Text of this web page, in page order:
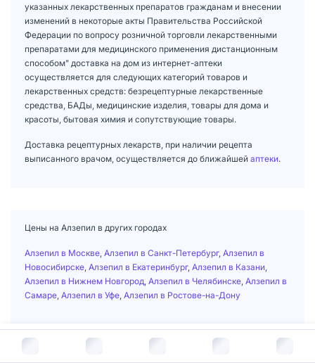
В корзину за руб.
указанных лекарственных препаратов гражданам и внесении
изменений в некоторые акты Правительства Российской
Федерации по вопросу розничной торговли лекарственными
препаратами для медицинского применения дистанционным
способом" доставка на дом из интернет-аптеки
осуществляется для следующих категорий товаров и
лекарственных средств: безрецептурные лекарственные
средства, БАДы, медицинские изделия, товары для дома и
красоты, бытовая химия и сопутствующие товары.
Доставка рецептурных лекарств, при наличии рецепта
выписанного врачом, осуществляется до ближайшей аптеки.
Цены на Алзепил в других городах
Алзепил в Москве Алзепил в Санкт-Петербург, Алзепил в
Новосибирске Алзепил в Екатеринбург, Алзепил в Казани
Алзепил в Нижнем Новгород Алзепил в Челябинске Алзепил в
Самаре Алзепил в Уфе Алзепил в Ростове-на-Дону